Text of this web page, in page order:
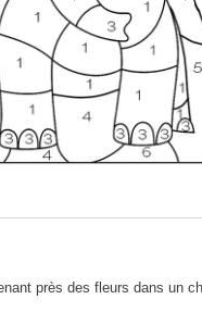
près des fleurs dans un